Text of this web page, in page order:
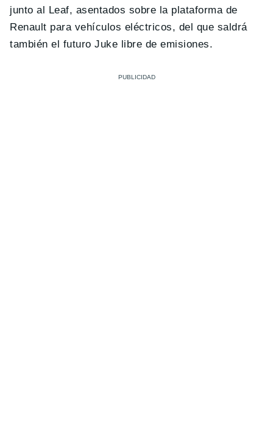
junto al Leaf, asentados sobre la plataforma de
Renault para vehículos eléctricos, del que saldrá
también el futuro Juke libre de emisiones.